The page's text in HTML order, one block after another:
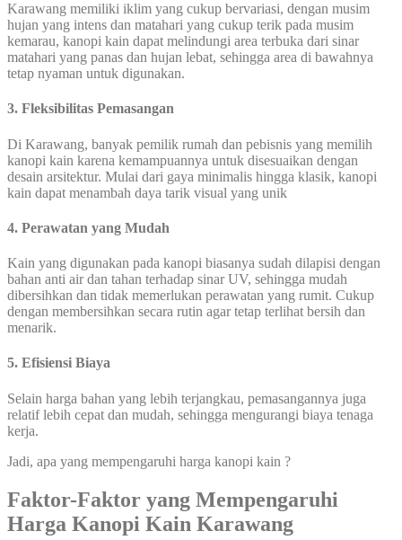
Karawang memiliki iklim yang cukup bervariasi, dengan musim
hujan yang intens dan matahari yang cukup terik pada musim
kemarau, kanopi kain dapat melindungi area terbuka dari sinar
matahari yang panas dan hujan lebat, sehingga area di bawahnya
tetap nyaman untuk digunakan.
3. Fleksibilitas Pemasangan
Di Karawang, banyak pemilik rumah dan pebisnis yang memilih
kanopi kain karena kemampuannya untuk disesuaikan dengan
desain arsitektur. Mulai dari gaya minimalis hingga klasik, kanopi
kain dapat menambah daya tarik visual yang unik
4. Perawatan yang Mudah
Kain yang digunakan pada kanopi biasanya sudah dilapisi dengan
bahan anti air dan tahan terhadap sinar UV, sehingga mudah
dibersihkan dan tidak memerlukan perawatan yang rumit. Cukup
dengan membersihkan secara rutin agar tetap terlihat bersih dan
menarik.
5. Efisiensi Biaya
Selain harga bahan yang lebih terjangkau, pemasangannya juga
relatif lebih cepat dan mudah, sehingga mengurangi biaya tenaga
kerja.
Jadi, apa yang mempengaruhi harga kanopi kain ?
Faktor-Faktor yang Mempengaruhi
Harga Kanopi Kain Karawang